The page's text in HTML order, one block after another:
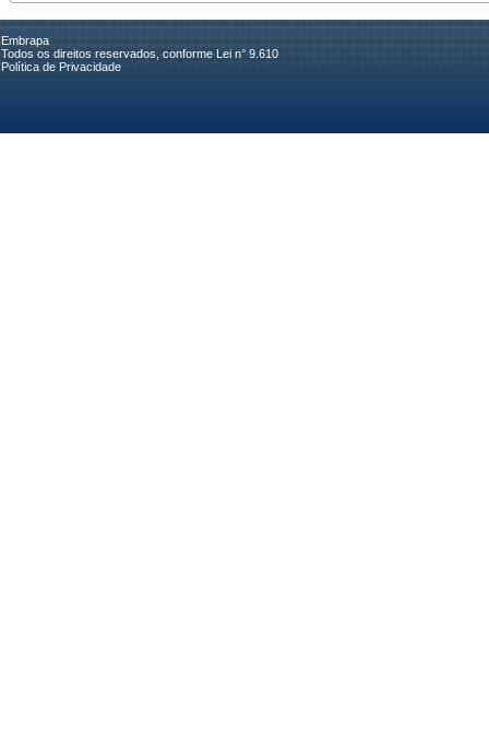
Embrapa
Todos os direitos reservados, conforme Lei n° 9.610
Política de Privacidade